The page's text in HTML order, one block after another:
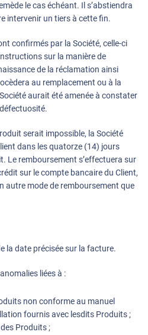
le cas échéant. Il s’abstiendra
intervenir un tiers à cette fin.
confirmés par la Société, celle-ci
sur la manière de
de la réclamation ainsi
au remplacement ou à la
aurait été amenée à constater
serait impossible, la Société
dans les quatorze (14) jours
Le remboursement s’effectuera sur
sur le compte bancaire du Client,
autre mode de remboursement que
la date précisée sur la facture.
liées à :
non conforme au manuel
fournis avec lesdits Produits ;
Produits ;